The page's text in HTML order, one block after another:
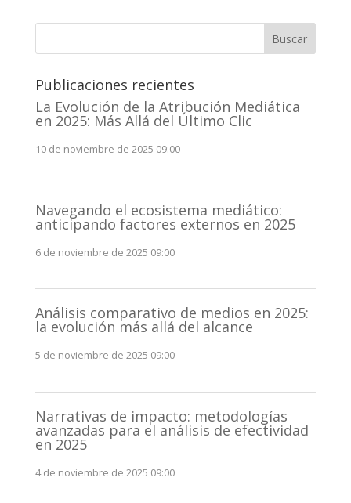
Buscar
Publicaciones recientes
La Evolución de la Atribución Mediática
en 2025: Más Allá del Último Clic
10 de noviembre de 2025 09:00
Navegando el ecosistema mediático:
anticipando factores externos en 2025
6 de noviembre de 2025 09:00
Análisis comparativo de medios en 2025:
la evolución más allá del alcance
5 de noviembre de 2025 09:00
Narrativas de impacto: metodologías
avanzadas para el análisis de efectividad
en 2025
4 de noviembre de 2025 09:00